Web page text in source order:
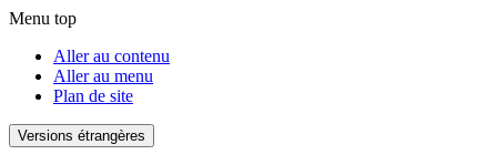
Menu top
Aller au contenu
Aller au menu
Plan de site
Versions étrangères